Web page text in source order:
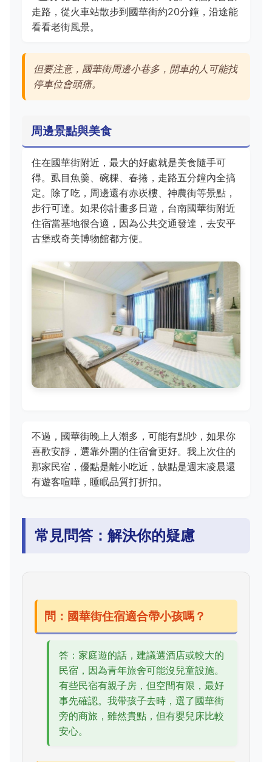
走路，從火車站散步到國華街約20分鐘，沿途能
看看老街風景。
但要注意，國華街周邊小巷多，開車的人可能找
停車位會頭痛。
周邊景點與美食
住在國華街附近，最大的好處就是美食隨手可
得。虱目魚羹、碗粿、春捲，走路五分鐘內全搞
定。除了吃，周邊還有赤崁樓、神農街等景點，
步行可達。如果你計畫多日遊，台南國華街附近
住宿當基地很合適，因為公共交通發達，去安平
古堡或奇美博物館都方便。
不過，國華街晚上人潮多，可能有點吵，如果你
喜歡安靜，選靠外圍的住宿會更好。我上次住的
那家民宿，優點是離小吃近，缺點是週末凌晨還
有遊客喧嘩，睡眠品質打折扣。
常見問答：解決你的疑慮
問：國華街住宿適合帶小孩嗎？
答：家庭遊的話，建議選酒店或較大的
民宿，因為青年旅舍可能沒兒童設施。
有些民宿有親子房，但空間有限，最好
事先確認。我帶孩子去時，選了國華街
旁的商旅，雖然貴點，但有嬰兒床比較
安心。